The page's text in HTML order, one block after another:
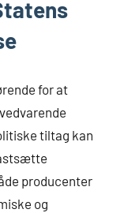
for at
tiltag kan
producenter
og